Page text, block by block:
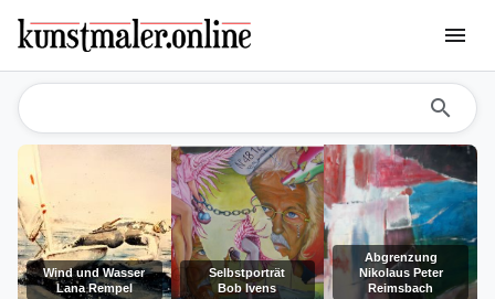
menu
search
Wind und Wasser
Lana Rempel
Selbstporträt
Bob Ivens
Abgrenzung
Nikolaus Peter
Reimsbach